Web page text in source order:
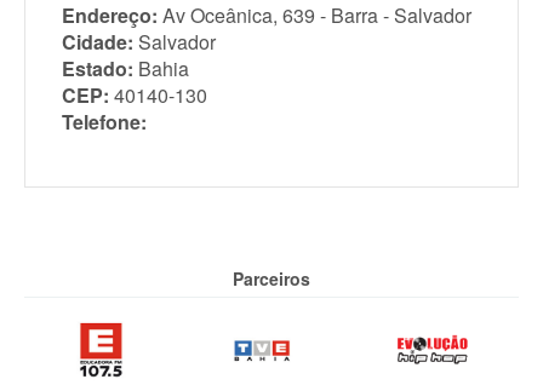
Endereço: Av Oceânica, 639 - Barra - Salvador
Cidade: Salvador
Estado: Bahia
CEP: 40140-130
Telefone:
Parceiros